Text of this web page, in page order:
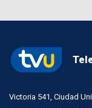
Victoria 541, Ciudad